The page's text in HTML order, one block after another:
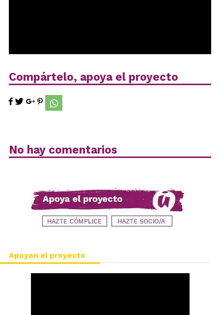
Compártelo, apoya el proyecto
No hay comentarios
Apoyan el proyecto